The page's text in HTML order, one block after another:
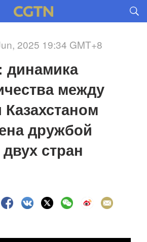
2025 19:34 GMT+8
динамика
между
дружбой
стран